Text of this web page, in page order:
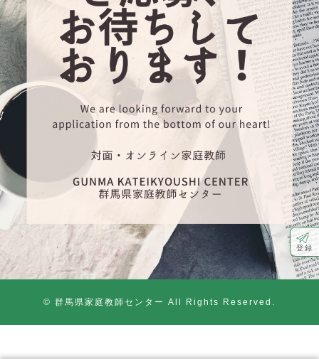
登録
© 群馬県家庭教師センター All Rights Reserved.